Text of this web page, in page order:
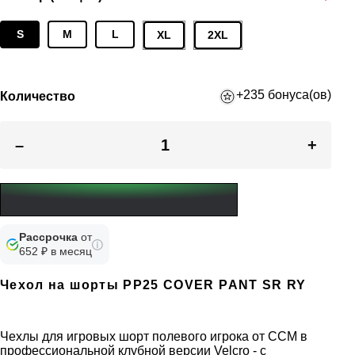
S M L XL 2XL
Количество +235 бонуса(ов)
– +
Рассрочка от
652 ₽ в месяц
Чехол на шорты PP25 COVER PANT SR RY
Чехлы для игровых шорт полевого игрока от CCM в
профессиональной клубной версии Velcro - с